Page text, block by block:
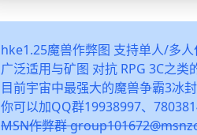
hke1.25魔兽作弊图 支持单人/多
广泛适用与矿图 对抗 RPG 3C之
目前宇宙中最强大的魔兽争霸3冰
你可以加QQ群19938997、
MSN作弊群